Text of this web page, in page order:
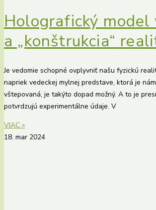
Holografický model
a „konštrukcia“
Je vedomie schopné ovplyvniť našu fyzickú
napriek vedeckej mylnej predstave, ktorá je
vštepovaná, je takýto dopad možný. A to je
potvrdzujú experimentálne údaje. V
VIAC »
18. mar 2024